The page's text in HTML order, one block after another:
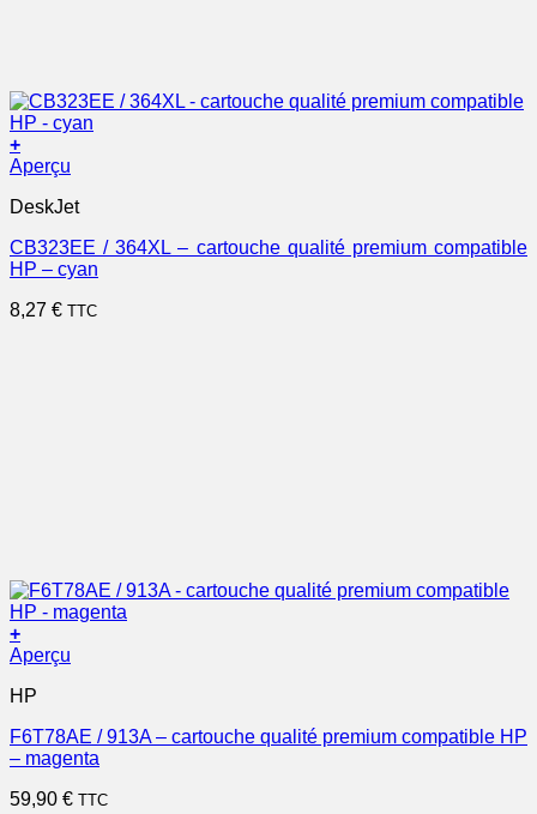
+
Aperçu
DeskJet
CB323EE / 364XL – cartouche qualité premium compatible
HP – cyan
8,27 € TTC
+
Aperçu
HP
F6T78AE / 913A – cartouche qualité premium compatible HP
– magenta
59,90 € TTC